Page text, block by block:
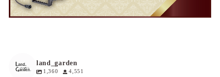
land_garden
1,360 4,551